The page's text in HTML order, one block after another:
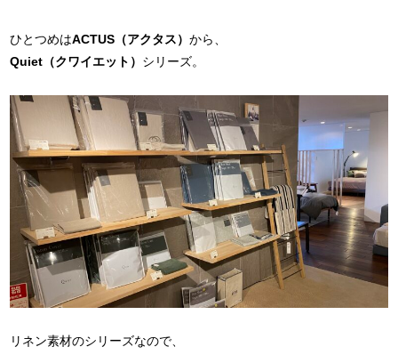
ひとつめはACTUS（アクタス）から、
Quiet（クワイエット） シリーズ。
リネン素材のシリーズなので、